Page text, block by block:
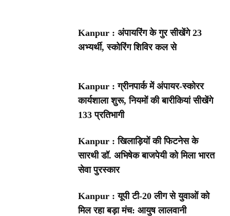
Kanpur : अंपायरिंग के गुर सीखेंगे 23
अभ्यर्थी, स्कोरिंग शिविर कल से
Kanpur : ग्रीनपार्क में अंपायर-स्कोरर
कार्यशाला शुरू, नियमों की बारीकियां सीखेंगे
133 प्रतिभागी
Kanpur : खिलाड़ियों की फिटनेस के
सारथी डॉ. अभिषेक बाजपेयी को मिला भारत
सेवा पुरस्कार
Kanpur : यूपी टी-20 लीग से युवाओं को
मिल रहा बड़ा मंच: आयुष लालवानी